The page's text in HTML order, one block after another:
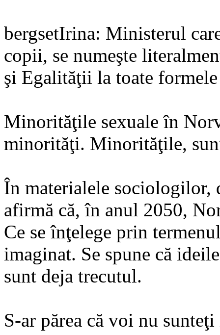
bergsetIrina: Ministerul
copii, se numeşte
şi Egalităţii la toate
Minorităţile sexuale în
minorităţi. Minorităţile,
În materialele sociologilor,
afirmă că, în anul 2050,
Ce se înţelege prin
imaginat. Se spune că
sunt deja trecutul.
S-ar părea că voi nu